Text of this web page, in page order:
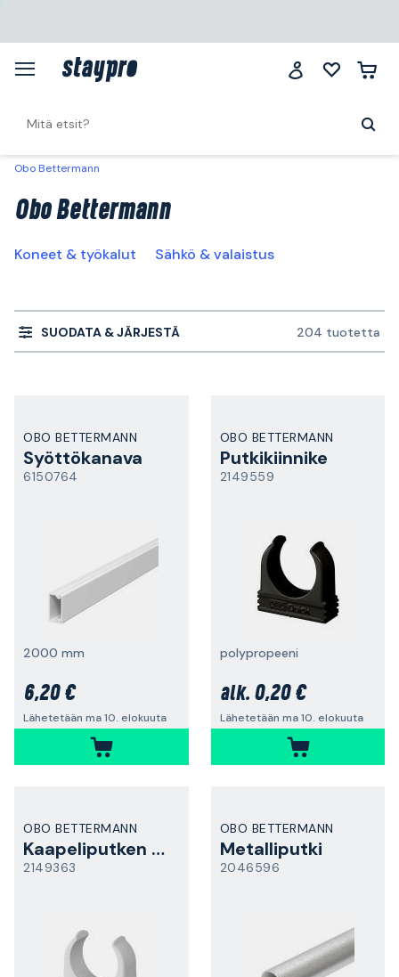
Obo Bettermann
Obo Bettermann
Koneet & työkalut Sähkö & valaistus
SUODATA & JÄRJESTÄ 204 tuotetta
OBO BETTERMANN
Syöttökanava
6150764
2000 mm
6,20 €
Lähetetään ma 10. elokuuta
OBO BETTERMANN
Putkikiinnike
2149559
polypropeeni
alk. 0,20 €
Lähetetään ma 10. elokuuta
OBO BETTERMANN
Kaapeliputken pidike
2149363
OBO BETTERMANN
Metalliputki
2046596